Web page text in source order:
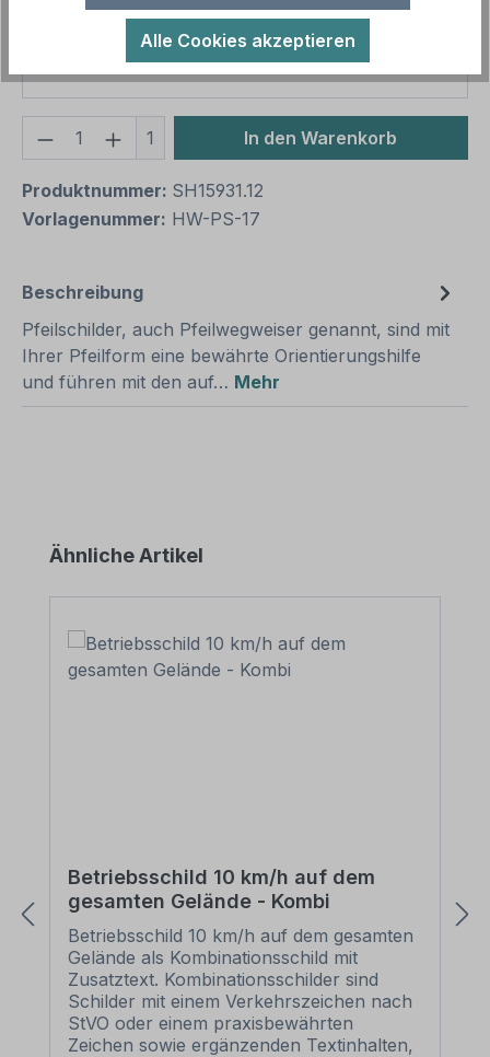
Preise inkl. MwSt. zzgl. Versandkosten
Aufgrund von Neuberechnungen im Warenkorb sind
abweichende Endpreise möglich.
Produkt Anzahl: Gib den
1 In den Warenkorb
Produktnummer: SH15931.12
Vorlagenummer: HW-PS-17
Beschreibung
Pfeilschilder, auch Pfeilwegweiser genannt, sind mit
Ihrer Pfeilform eine bewährte Orientierungshilfe
und führen mit den auf… Mehr
Produktgalerie überspringen
Ähnliche Artikel
Betriebsschild 10 km/h auf dem
gesamten Gelände - Kombi
Betriebsschild 10 km/h auf dem gesamten
Gelände als Kombinationsschild mit
Zusatztext. Kombinationsschilder sind
Schilder mit einem Verkehrszeichen nach
StVO oder einem praxisbewährten
Zeichen sowie ergänzenden Textinhalten,
Alle Cookies akzeptieren